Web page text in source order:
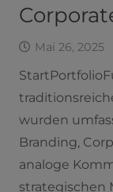
Mai 26, 2025
wurden
Branding,
analoge
strategischen